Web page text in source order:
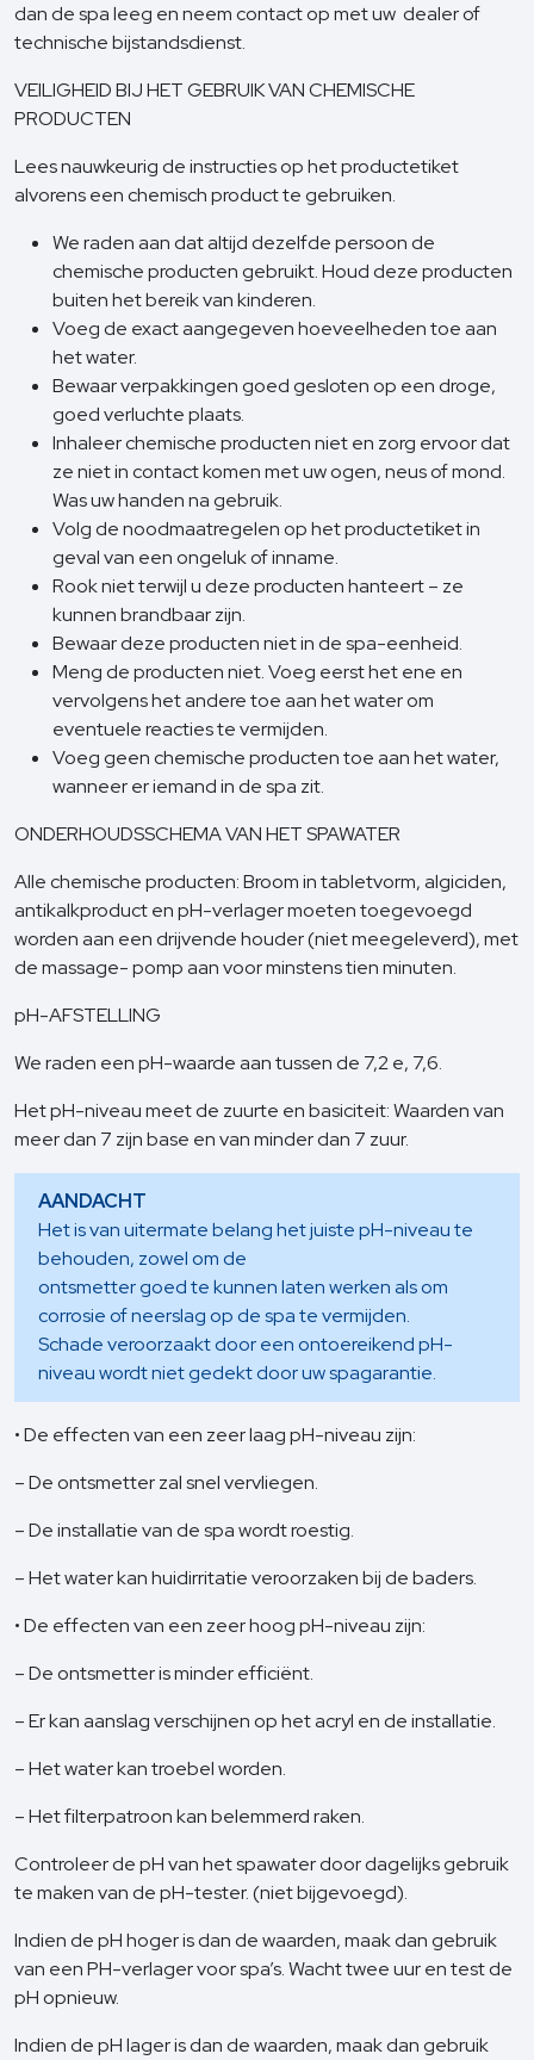
dan de spa leeg en neem contact op met uw dealer of
technische bijstandsdienst.
VEILIGHEID BIJ HET GEBRUIK VAN CHEMISCHE
PRODUCTEN
Lees nauwkeurig de instructies op het productetiket
alvorens een chemisch product te gebruiken.
We raden aan dat altijd dezelfde persoon de
chemische producten gebruikt. Houd deze producten
buiten het bereik van kinderen.
Voeg de exact aangegeven hoeveelheden toe aan
het water.
Bewaar verpakkingen goed gesloten op een droge,
goed verluchte plaats.
Inhaleer chemische producten niet en zorg ervoor dat
ze niet in contact komen met uw ogen, neus of mond.
Was uw handen na gebruik.
Volg de noodmaatregelen op het productetiket in
geval van een ongeluk of inname.
Rook niet terwijl u deze producten hanteert – ze
kunnen brandbaar zijn.
Bewaar deze producten niet in de spa-eenheid.
Meng de producten niet. Voeg eerst het ene en
vervolgens het andere toe aan het water om
eventuele reacties te vermijden.
Voeg geen chemische producten toe aan het water,
wanneer er iemand in de spa zit.
ONDERHOUDSSCHEMA VAN HET SPAWATER
Alle chemische producten: Broom in tabletvorm, algiciden,
antikalkproduct en pH-verlager moeten toegevoegd
worden aan een drijvende houder (niet meegeleverd), met
de massage- pomp aan voor minstens tien minuten.
pH-AFSTELLING
We raden een pH-waarde aan tussen de 7,2 e, 7,6.
Het pH-niveau meet de zuurte en basiciteit: Waarden van
meer dan 7 zijn base en van minder dan 7 zuur.
AANDACHT
Het is van uitermate belang het juiste pH-niveau te
behouden, zowel om de
ontsmetter goed te kunnen laten werken als om
corrosie of neerslag op de spa te vermijden.
Schade veroorzaakt door een ontoereikend pH-
niveau wordt niet gedekt door uw spagarantie.
• De effecten van een zeer laag pH-niveau zijn:
– De ontsmetter zal snel vervliegen.
– De installatie van de spa wordt roestig.
– Het water kan huidirritatie veroorzaken bij de baders.
• De effecten van een zeer hoog pH-niveau zijn:
– De ontsmetter is minder efficiënt.
– Er kan aanslag verschijnen op het acryl en de installatie.
– Het water kan troebel worden.
– Het filterpatroon kan belemmerd raken.
Controleer de pH van het spawater door dagelijks gebruik
te maken van de pH-tester. (niet bijgevoegd).
Indien de pH hoger is dan de waarden, maak dan gebruik
van een PH-verlager voor spa’s. Wacht twee uur en test de
pH opnieuw.
Indien de pH lager is dan de waarden, maak dan gebruik